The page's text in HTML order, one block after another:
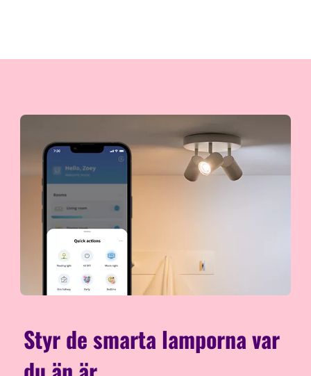
Styr de smarta lamporna var